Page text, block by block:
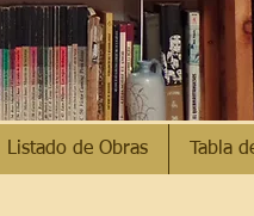
Listado de Obras Tabla